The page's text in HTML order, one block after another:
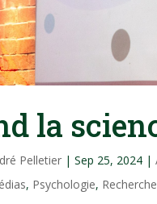
la
Pelletier |Sep 25, 2024 |
, Psychologie, Recherche